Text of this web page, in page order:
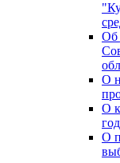
Об
О
О
О